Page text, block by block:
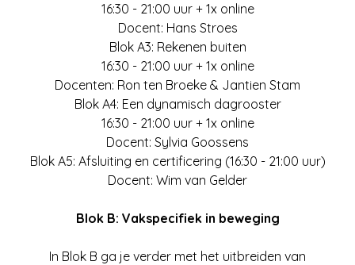
16:30 - 21:00 uur + 1x online
Docent: Hans Stroes
Blok A3: Rekenen buiten
16:30 - 21:00 uur + 1x online
Docenten: Ron ten Broeke & Jantien Stam
Blok A4: Een dynamisch dagrooster
16:30 - 21:00 uur + 1x online
Docent: Sylvia Goossens
Blok A5: Afsluiting en certificering (16:30 - 21:00 uur)
Docent: Wim van Gelder
Blok B: Vakspecifiek in beweging
In Blok B ga je verder met het uitbreiden van